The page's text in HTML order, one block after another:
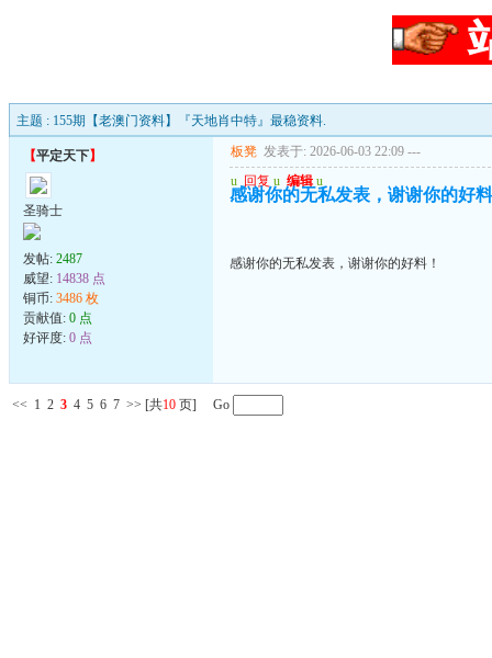
主题 : 155期【老澳门资料】『天地肖中特』最稳资料.
【平定天下】
圣骑士
发帖: 2487
威望: 14838 点
铜币: 3486 枚
贡献值: 0 点
好评度: 0 点
板凳 发表于: 2026-06-03 22:09 ---
u 回复 u 编辑 u
感谢你的无私发表，谢谢你的好
感谢你的无私发表，谢谢你的好料！
<< 1 2 3 4 5 6 7 >> [共10 页] Go